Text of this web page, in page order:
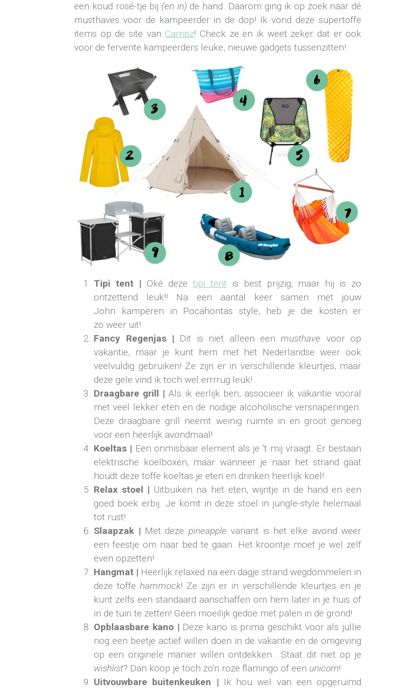
een koud rosé-tje bij (en in) de hand. Daarom ging ik op zoek naar dé
musthaves voor de kampeerder in de dop! Ik vond deze supertoffe
items op de site van Campz! Check ze en ik weet zeker dat er ook
voor de fervente kampeerders leuke, nieuwe gadgets tussenzitten!
Tipi tent | Oké deze tipi tentis best prijzig, maar hij is zo
ontzettend leuk!! Na een aantal keer samen met jouw
John kamperen in Pocahontas style, heb je die kosten er
zo weer uit!
Fancy Regenjas | Dit is niet alleen eenmusthave voor op
vakantie, maar je kunt hem met het Nederlandse weer ook
veelvuldig gebruiken! Ze zijn er in verschillende kleurtjes, maar
deze gele vind ik toch wel errrrug leuk!
Draagbare grill | Als ik eerlijk ben, associeer ik vakantie vooral
met veel lekker eten en de nodige alcoholische versnaperingen.
Deze draagbare grill neemt weinig ruimte in en groot genoeg
voor een heerlijk avondmaal!
Koeltas | Een onmisbaar element als je 't mij vraagt. Er bestaan
elektrische koelboxen, maar wanneer je naar het strand gaat
houdt deze toffe koeltas je eten en drinken heerlijk koel!
Relax stoel | Uitbuiken na het eten, wijntje in de hand en een
goed boek erbij. Je komt in deze stoel in jungle-style helemaal
tot rust!
Slaapzak | Met deze pineapple variant is het elke avond weer
een feestje om naar bed te gaan. Het kroontje moet je wel zelf
even opzetten!
Hangmat | Heerlijk relaxed na een dagje strand wegdommelen in
deze toffehammock! Ze zijn er in verschillende kleurtjes en je
kunt zelfs een standaard aanschaffen om hem later in je huis of
in de tuin te zetten! Geen moeilijk gedoe met palen in de grond!
Opblaasbare kano | Deze kano is prima geschikt voor als jullie
nog een beetje actief willen doen in de vakantie en de omgeving
op een originele manier willen ontdekken.. Staat dit niet op je
wishlist? Dan koop je toch zo'n roze flamingo of een unicorn!
Uitvouwbare buitenkeuken | Ik hou wel van een opgeruimd